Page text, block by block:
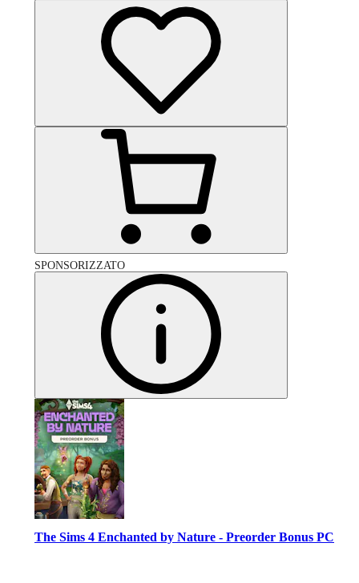
SPONSORIZZATO
The Sims 4 Enchanted by Nature - Preorder Bonus PC